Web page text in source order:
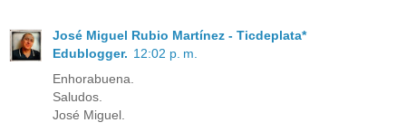
José Miguel Rubio Martínez - Ticdeplata*
Edublogger. 12:02 p. m.
Enhorabuena.
Saludos.
José Miguel.